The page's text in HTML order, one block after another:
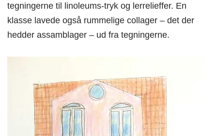
tegningerne til linoleums-tryk og lerrelieffer. En
klasse lavede også rummelige collager – det der
hedder assamblager – ud fra tegningerne.